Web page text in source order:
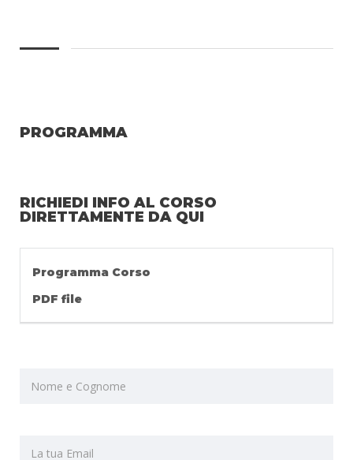
PROGRAMMA
RICHIEDI INFO AL CORSO
DIRETTAMENTE DA QUI
Programma Corso
PDF file